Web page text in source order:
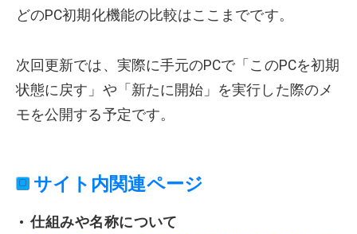
どのPC初期化機能の比較はここまでです。
次回更新では、実際に手元のPCで「このPCを初期
状態に戻す」や「新たに開始」を実行した際のメ
モを公開する予定です。
サイト内関連ページ
仕組みや名称について